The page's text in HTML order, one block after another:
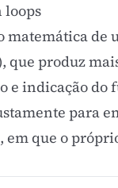
loops
matemática de
produz
e indicação do
para
, em que o